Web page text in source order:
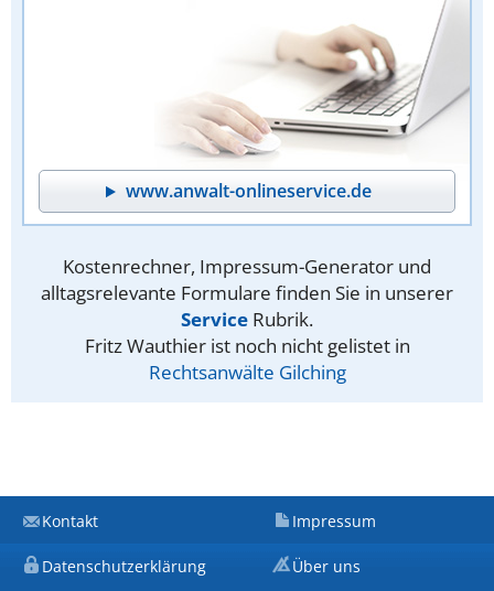
www.anwalt-onlineservice.de
Kostenrechner, Impressum-Generator und
alltagsrelevante Formulare finden Sie in unserer
Service Rubrik.
Fritz Wauthier ist noch nicht gelistet in
Rechtsanwälte Gilching
Kontakt Impressum
Datenschutzerklärung Über uns